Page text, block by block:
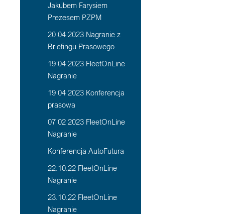
Jakubem Farysiem
Prezesem PZPM
20 04 2023 Nagranie z
Briefingu Prasowego
19 04 2023 FleetOnLine
Nagranie
19 04 2023 Konferencja
prasowa
07 02 2023 FleetOnLine
Nagranie
Konferencja AutoFutura
22.10.22 FleetOnLine
Nagranie
23.10.22 FleetOnLine
Nagranie